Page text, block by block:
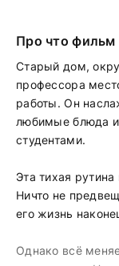
Про что фильм
Старый дом,
профессора
работы. Он
любимые блюда и
студентами.
Эта тихая
Ничто не
его жизнь
Однако всё